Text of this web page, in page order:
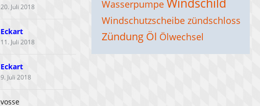
20. Juli 2018
Eckart
11. Juli 2018
Eckart
9. Juli 2018
vosse
Wasserpumpe
Windschutzscheibe zündschloss
Zündung Öl Ölwechsel